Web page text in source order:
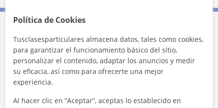
Contacta con Ivana
Tarifa 15 €/h
1ª clase gratis
Política de Cookies
Tusclasesparticulares almacena datos, tales como cookies,
para garantizar el funcionamiento básico del sitio,
personalizar el contenido, adaptar los anuncios y medir
su eficacia, así como para ofrecerte una mejor
experiencia.
Al hacer clic en “Aceptar”, aceptas lo establecido en